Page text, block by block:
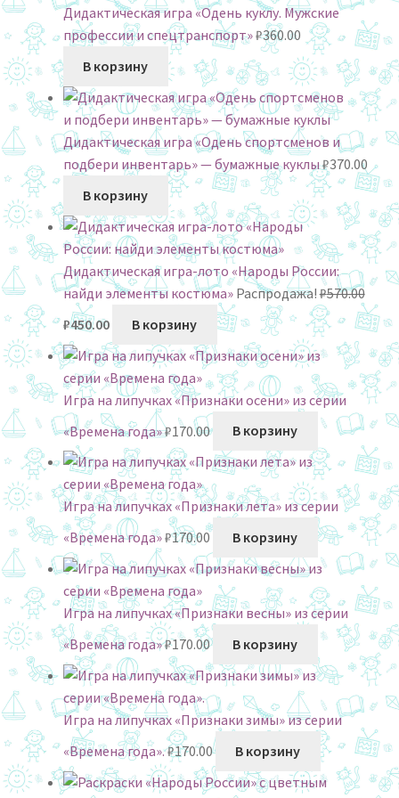
Дидактическая игра «Одень куклу. Мужские
профессии и спецтранспорт»₽360.00
В корзину
Дидактическая игра «Одень спортсменов и
подбери инвентарь» — бумажные куклы₽370.00
В корзину
Дидактическая игра-лото «Народы России:
найди элементы костюма» Распродажа!₽570.00
Первоначальная
цена
составляла
₽570.00.
₽450.00
₽450.00.
В корзину
Игра на липучках «Признаки осени» из серии
«Времена года»₽170.00 В корзину
Игра на липучках «Признаки лета» из серии
«Времена года»₽170.00 В корзину
Игра на липучках «Признаки весны» из серии
«Времена года»₽170.00 В корзину
Игра на липучках «Признаки зимы» из серии
«Времена года».₽170.00 В корзину